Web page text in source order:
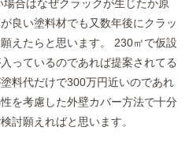
合はなぜクラックが生じたか原
良い塗料材でも又数年後にクラッ
えたらと思います。 230㎡で仮設
っているのであれば提案されてる
料代だけで300万円近いのであれ
を考慮した外壁カバー方法で十分
討願えればと思います。